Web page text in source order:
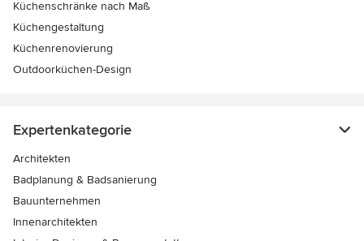
Küchenschränke nach Maß
Küchengestaltung
Küchenrenovierung
Outdoorküchen-Design
Expertenkategorie
Architekten
Badplanung & Badsanierung
Bauunternehmen
Innenarchitekten